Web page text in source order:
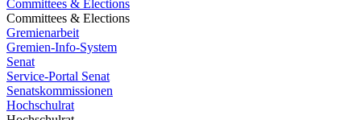
Committees & Elections
Committees & Elections
Gremienarbeit
Gremien-Info-System
Senat
Service-Portal Senat
Senatskommissionen
Hochschulrat